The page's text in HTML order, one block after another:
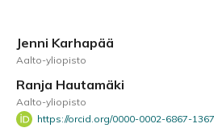
Jenni Karhapää
Aalto-yliopisto
Ranja Hautamäki
Aalto-yliopisto
https://orcid.org/0000-0002-6867-1367